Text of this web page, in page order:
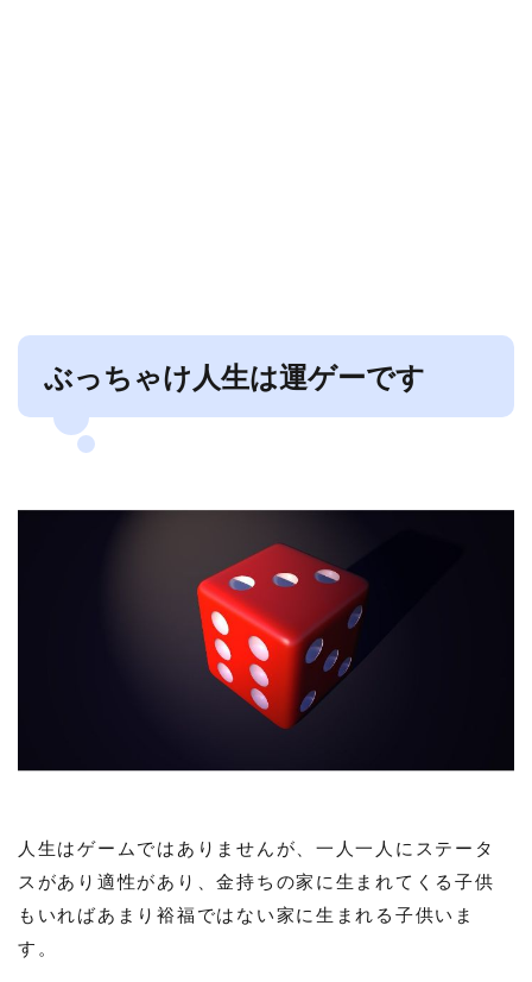
ぶっちゃけ人生は運ゲーです
人生はゲームではありませんが、一人一人にステータ
スがあり適性があり、金持ちの家に生まれてくる子供
もいればあまり裕福ではない家に生まれる子供いま
す。